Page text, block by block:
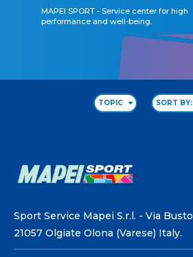
MAPEI SPORT - Service center for high
performance and well-being.
TOPIC SORT BY:
Sport Service Mapei S.r.l. - Via
21057 Olgiate Olona (Varese) Italy.